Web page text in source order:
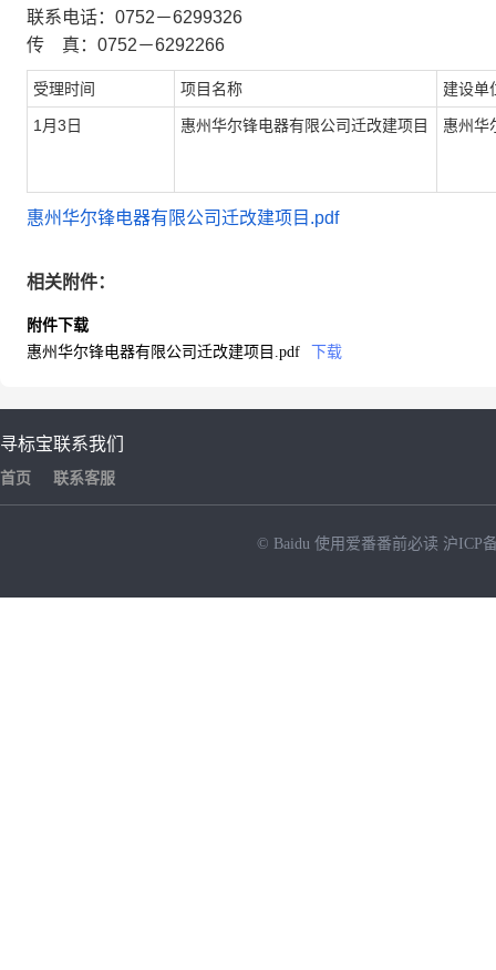
联系电话：0752－6299326
传 真：0752－6292266
受理时间 项目名称 建设单
1月3日 惠州华尔锋电器有限公司迁改建项目 惠州华
惠州华尔锋电器有限公司迁改建项目.pdf
相关附件：
附件下载
惠州华尔锋电器有限公司迁改建项目.pdf
下载
寻标宝
首页
联系我们
联系客服
© Baidu 使用爱番番前必读 沪ICP